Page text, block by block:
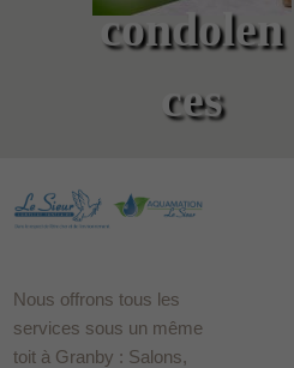
condolen
ces
Nous offrons tous les
services sous un même
toit à Granby : Salons,